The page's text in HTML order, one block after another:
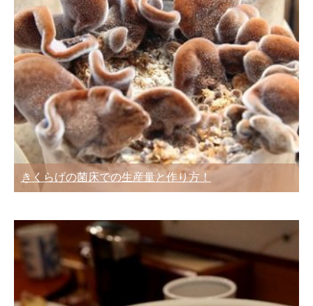
きくらげの菌床での生産量と作り方！